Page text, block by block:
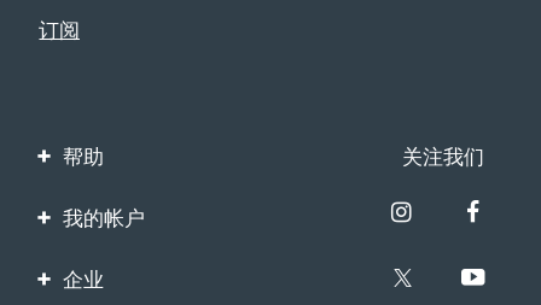
帮助
联系我们
保修与退换货
关注我们
我的帐户
产品注册
企业